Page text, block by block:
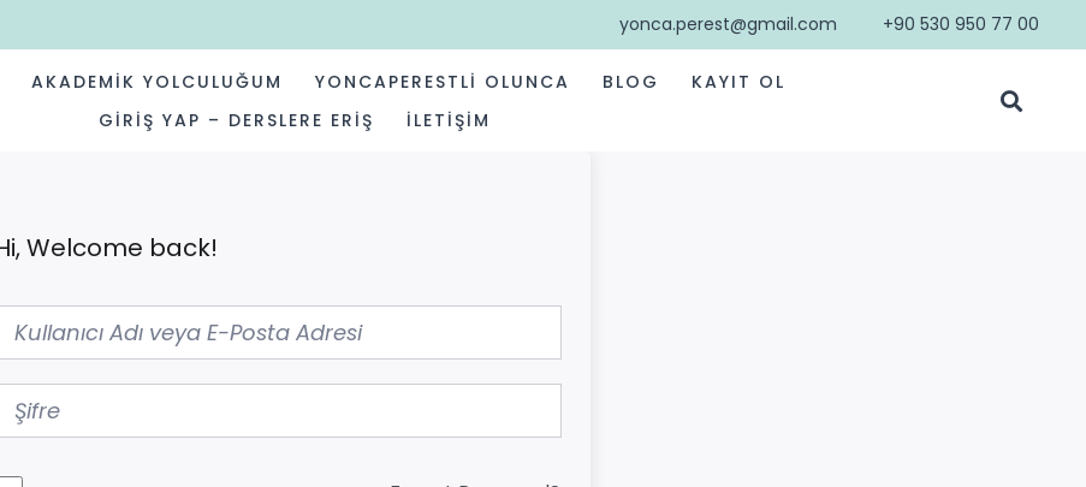
yonca.perest@gmail.com +90 530 950 77 00
AKADEMIK YOLCULUĞUM YONCAPERESTLI OLUNCA BLOG
KAYIT OL
GIRIŞ YAP – DERSLERE ERIŞ
İLETIŞIM
Welcome back!